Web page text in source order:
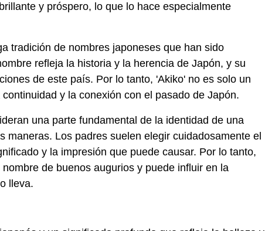
y próspero, lo que lo hace especialmente
tradición de nombres japoneses que han sido
refleja la historia y la herencia de Japón, y su
de este país. Por lo tanto, 'Akiko' no es solo un
y la conexión con el pasado de Japón.
una parte fundamental de la identidad de una
maneras. Los padres suelen elegir cuidadosamente el
y la impresión que puede causar. Por lo tanto,
de buenos augurios y puede influir en la
lleva.